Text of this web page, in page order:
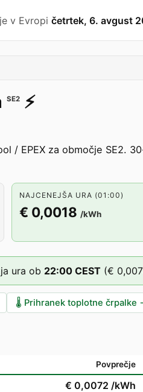
v Evropi četrtek, 6. avgust
SE2 ⚡️
/ EPEX za območje SE2.
NAJCENEJŠA URA (01:00)
€ 0,0018 /kWh
ura ob 22:00 CEST (€
🌡️ Prihranek toplotne črpalke
Povprečje
€ 0,0072 /kWh